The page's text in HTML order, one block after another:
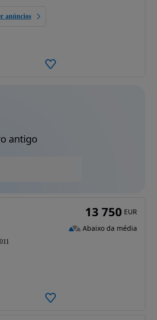
anúncios
antigo
13 750 EUR
Abaixo da média